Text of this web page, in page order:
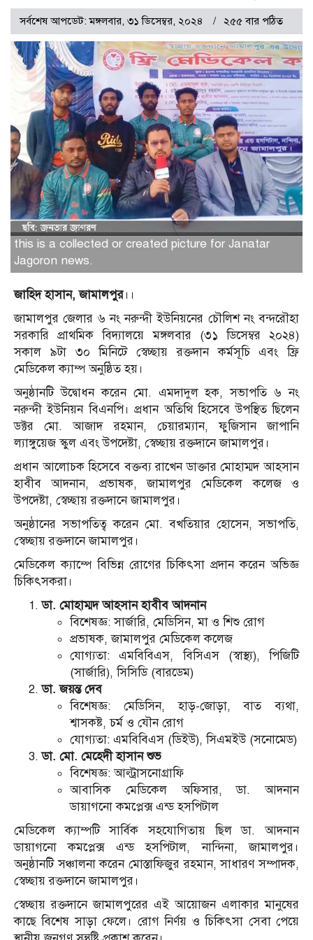
সর্বশেষ আপডেট: মঙ্গলবার, ৩১ ডিসেম্বর, ২০২৪ ২৫৫ বার পঠিত
this is a collected or created picture for Janatar
Jagoron news.
জাহিদ হাসান, জামালপুর।।
জামালপুর জেলার ৬ নং নরুন্দী ইউনিয়নের চৌলিশ নং বন্দরৌহা
সরকারি প্রাথমিক বিদ্যালয়ে মঙ্গলবার (৩১ ডিসেম্বর ২০২৪)
সকাল ৯টা ৩০ মিনিটে স্বেচ্ছায় রক্তদান কর্মসূচি এবং ফ্রি
মেডিকেল ক্যাম্প অনুষ্ঠিত হয়।
অনুষ্ঠানটি উদ্বোধন করেন মো. এমদাদুল হক, সভাপতি ৬ নং
নরুন্দী ইউনিয়ন বিএনপি। প্রধান অতিথি হিসেবে উপস্থিত ছিলেন
ডক্টর মো. আজাদ রহমান, চেয়ারম্যান, ফুজিসান জাপানি
ল্যাঙ্গুয়েজ স্কুল এবং উপদেষ্টা, স্বেচ্ছায় রক্তদানে জামালপুর।
প্রধান আলোচক হিসেবে বক্তব্য রাখেন ডাক্তার মোহাম্মদ আহসান
হাবীব আদনান, প্রভাষক, জামালপুর মেডিকেল কলেজ ও
উপদেষ্টা, স্বেচ্ছায় রক্তদানে জামালপুর।
অনুষ্ঠানের সভাপতিত্ব করেন মো. বখতিয়ার হোসেন, সভাপতি,
স্বেচ্ছায় রক্তদানে জামালপুর।
মেডিকেল ক্যাম্পে বিভিন্ন রোগের চিকিৎসা প্রদান করেন অভিজ্ঞ
চিকিৎসকরা।
ডা. মোহাম্মদ আহসান হাবীব আদনান
বিশেষজ্ঞ: সার্জারি, মেডিসিন, মা ও শিশু রোগ
প্রভাষক, জামালপুর মেডিকেল কলেজ
যোগ্যতা: এমবিবিএস, বিসিএস (স্বাস্থ্য), পিজিটি
(সার্জারি), সিসিডি (বারডেম)
ডা. জয়ন্ত দেব
বিশেষজ্ঞ: মেডিসিন, হাড়-জোড়া, বাত ব্যথা,
শ্বাসকষ্ট, চর্ম ও যৌন রোগ
যোগ্যতা: এমবিবিএস (ডিইউ), সিএমইউ (সনোমেড)
ডা. মো. মেহেদী হাসান শুভ
বিশেষজ্ঞ: আল্ট্রাসনোগ্রাফি
আবাসিক মেডিকেল অফিসার, ডা. আদনান
ডায়াগনো কমপ্লেক্স এন্ড হসপিটাল
মেডিকেল ক্যাম্পটি সার্বিক সহযোগিতায় ছিল ডা. আদনান
ডায়াগনো কমপ্লেক্স এন্ড হসপিটাল, নান্দিনা, জামালপুর।
অনুষ্ঠানটি সঞ্চালনা করেন মোস্তাফিজুর রহমান, সাধারণ সম্পাদক,
স্বেচ্ছায় রক্তদানে জামালপুর।
স্বেচ্ছায় রক্তদানে জামালপুরের এই আয়োজন এলাকার মানুষের
কাছে বিশেষ সাড়া ফেলে। রোগ নির্ণয় ও চিকিৎসা সেবা পেয়ে